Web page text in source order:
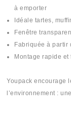
à emporter
Idéale tartes,
Fenêtre
Fabriquée à partir
Montage rapide et
Youpack encourage
l’environnement :